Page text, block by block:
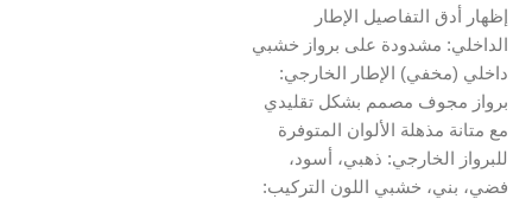
إظهار أدق التفاصيل الإطار
الداخلي: مشدودة على برواز خشبي
داخلي (مخفي) الإطار الخارجي:
برواز مجوف مصمم بشكل تقليدي
مع متانة مذهلة الألوان المتوفرة
للبرواز الخارجي: ذهبي، أسود،
فضي، بني، خشبي اللون التركيب: